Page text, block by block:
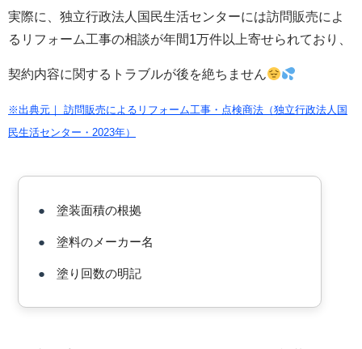
実際に、独立行政法人国民生活センターには訪問販売によ
るリフォーム工事の相談が年間1万件以上寄せられており、
契約内容に関するトラブルが後を絶ちません
※出典元｜ 訪問販売によるリフォーム工事・点検商法（独立行政法人国
民生活センター・2023年）
● 塗装面積の根拠
● 塗料のメーカー名
● 塗り回数の明記